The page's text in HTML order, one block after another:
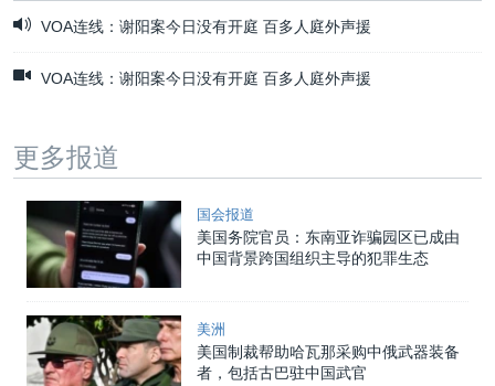
VOA连线：谢阳案今日没有开庭 百多人庭外声援
VOA连线：谢阳案今日没有开庭 百多人庭外声援
更多报道
国会报道
美国务院官员：东南亚诈骗园区已成由
中国背景跨国组织主导的犯罪生态
美洲
美国制裁帮助哈瓦那采购中俄武器装备
者，包括古巴驻中国武官